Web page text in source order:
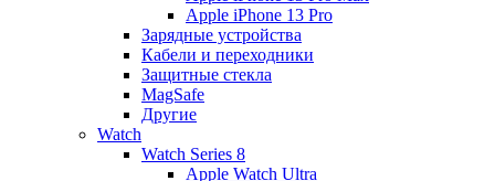
Apple iPhone 13 Pro
Зарядные устройства
Кабели и переходники
Защитные стекла
MagSafe
Другие
Watch
Watch Series 8
Apple Watch Ultra